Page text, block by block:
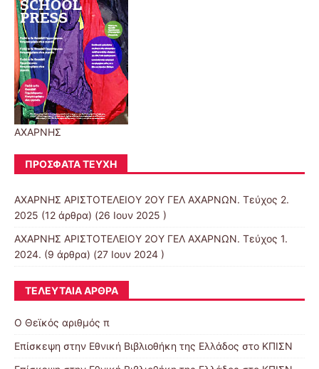
ΑΧΑΡΝΗΣ
ΠΡΌΣΦΑΤΑ ΤΕΎΧΗ
ΑΧΑΡΝΗΣ ΑΡΙΣΤΟΤΕΛΕΙΟΥ 2ΟΥ ΓΕΛ ΑΧΑΡΝΩΝ. Τεύχος 2.
2025 (12 άρθρα) (26 Ιουν 2025 )
ΑΧΑΡΝΗΣ ΑΡΙΣΤΟΤΕΛΕΙΟΥ 2ΟΥ ΓΕΛ ΑΧΑΡΝΩΝ. Τεύχος 1.
2024. (9 άρθρα) (27 Ιουν 2024 )
ΤΕΛΕΥΤΑΊΑ ΆΡΘΡΑ
Ο Θεϊκός αριθμός π
Επίσκεψη στην Εθνική Βιβλιοθήκη της Ελλάδος στο ΚΠΙΣΝ